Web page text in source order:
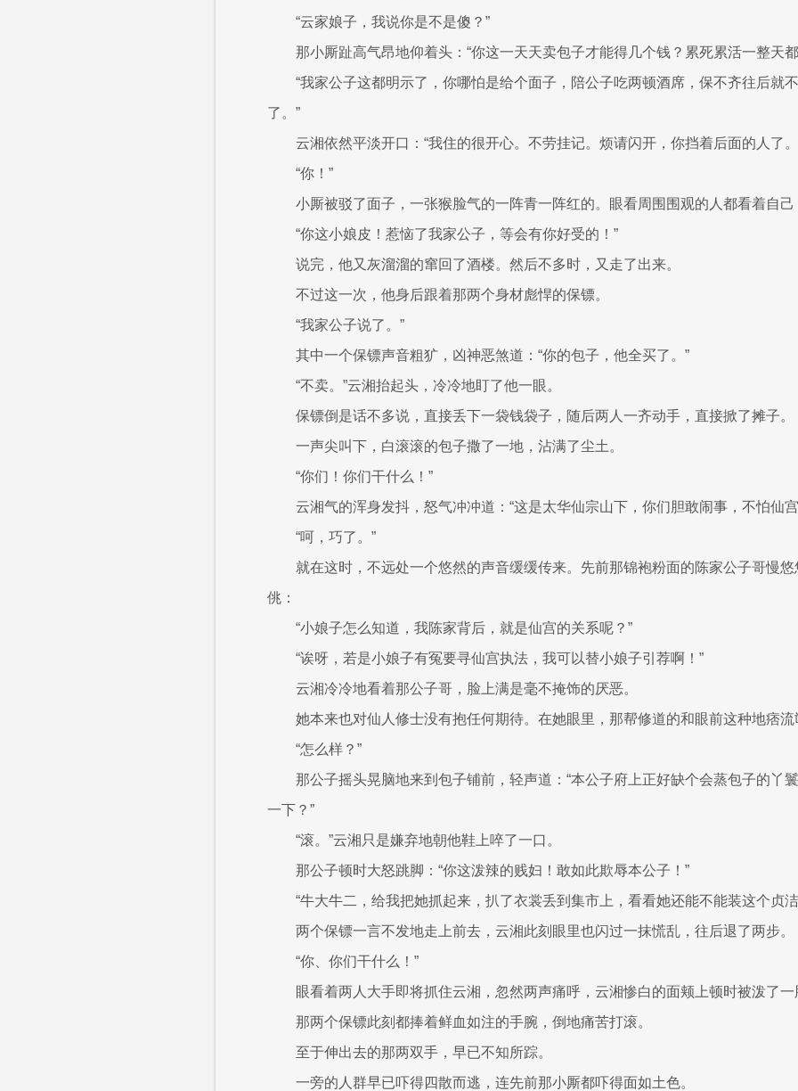
“云家娘子，我说你是不是傻？”
那小厮趾高气昂地仰着头：“你这一天天卖包子才能得几个钱？累死累活一整天
“我家公子这都明示了，你哪怕是给个面子，陪公子吃两顿酒席，保不齐往后就
了。”
云湘依然平淡开口：“我住的很开心。不劳挂记。烦请闪开，你挡着后面的人了。
“你！”
小厮被驳了面子，一张猴脸气的一阵青一阵红的。眼看周围围观的人都看着自己
“你这小娘皮！惹恼了我家公子，等会有你好受的！”
说完，他又灰溜溜的窜回了酒楼。然后不多时，又走了出来。
不过这一次，他身后跟着那两个身材彪悍的保镖。
“我家公子说了。”
其中一个保镖声音粗犷，凶神恶煞道：“你的包子，他全买了。”
“不卖。”云湘抬起头，冷冷地盯了他一眼。
保镖倒是话不多说，直接丢下一袋钱袋子，随后两人一齐动手，直接掀了摊子。
一声尖叫下，白滚滚的包子撒了一地，沾满了尘土。
“你们！你们干什么！”
云湘气的浑身发抖，怒气冲冲道：“这是太华仙宗山下，你们胆敢闹事，不怕仙
“呵，巧了。”
就在这时，不远处一个悠然的声音缓缓传来。先前那锦袍粉面的陈家公子哥慢
佻：
“小娘子怎么知道，我陈家背后，就是仙宫的关系呢？”
“诶呀，若是小娘子有冤要寻仙宫执法，我可以替小娘子引荐啊！”
云湘冷冷地看着那公子哥，脸上满是毫不掩饰的厌恶。
她本来也对仙人修士没有抱任何期待。在她眼里，那帮修道的和眼前这种地痞流
“怎么样？”
那公子摇头晃脑地来到包子铺前，轻声道：“本公子府上正好缺个会蒸包子的丫
一下？”
“滚。”云湘只是嫌弃地朝他鞋上啐了一口。
那公子顿时大怒跳脚：“你这泼辣的贱妇！敢如此欺辱本公子！”
“牛大牛二，给我把她抓起来，扒了衣裳丢到集市上，看看她还能不能装这个贞
两个保镖一言不发地走上前去，云湘此刻眼里也闪过一抹慌乱，往后退了两步。
“你、你们干什么！”
眼看着两人大手即将抓住云湘，忽然两声痛呼，云湘惨白的面颊上顿时被泼了一
那两个保镖此刻都捧着鲜血如注的手腕，倒地痛苦打滚。
至于伸出去的那两双手，早已不知所踪。
一旁的人群早已吓得四散而逃，连先前那小厮都吓得面如土色。